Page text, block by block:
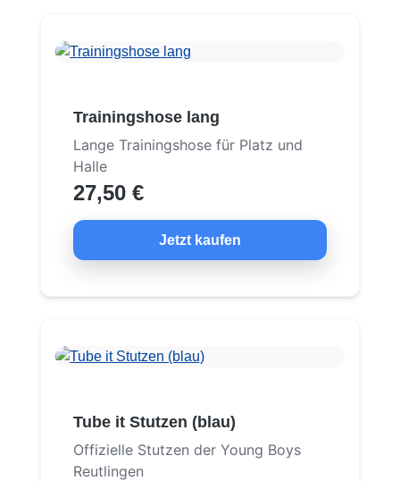
Trainingshose lang
Lange Trainingshose für Platz und
Halle
27,50 €
Jetzt kaufen
Tube it Stutzen (blau)
Offizielle Stutzen der Young Boys
Reutlingen